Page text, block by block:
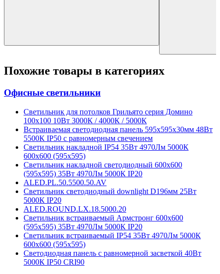
Похожие товары в категориях
Офисные светильники
Светильник для потолков Грильято серия Домино
100х100 10Вт 3000К / 4000К / 5000К
Встраиваемая светодиодная панель 595х595х30мм 48Вт
5500К IP50 с равномерным свечением
Светильник накладной IP54 35Вт 4970Лм 5000К
600х600 (595х595)
Светильник накладной светодиодный 600х600
(595х595) 35Вт 4970Лм 5000К IP20
ALED.PL.50.5500.50.AV
Cветильник светодиодный downlight D196мм 25Вт
5000К IP20
ALED.ROUND.LX.18.5000.20
Светильник встраиваемый Армстронг 600х600
(595х595) 35Вт 4970Лм 5000К IP20
Светильник встраиваемый IP54 35Вт 4970Лм 5000К
600х600 (595х595)
Светодиодная панель с равномерной засветкой 40Вт
5000К IP50 CRI90